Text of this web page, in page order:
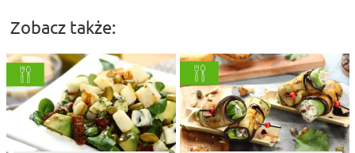
Zobacz także: